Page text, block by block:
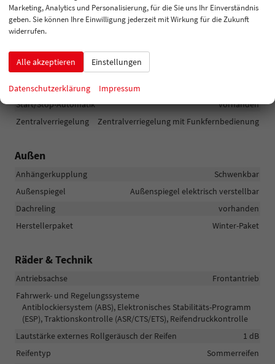
Innenspiegel automatisch abblendend
vorhanden
Lenkung
Lichtsensor, Nebelscheinwerfer, LED-Scheinwerfer, LED-
Tagfahrlicht, Voll-LED Scheinwerfer
Pannenhilfe
Start/Stop-Automatik
vorhanden
Zentralverriegelung
Zentralverriegelung mit Funkfernbedienung
Außen
Anhängerkupplung
Schwenkbar
Außenspiegel
Außenspiegel elektrisch verstellbar
Dachreling
vorhanden
Herstellerpaket
Winter-Paket
Räder & Technik
Antriebsachse
Frontantrieb
Fahrwerk- und Regelungssysteme
Antiblockiersystem (ABS), Elektronisches Stabilitäts-Programm
(ESP), Traktionskontrolle (ASR/CTS/ETS), Reifendruckkontrolle
Lautstärke externes Rollgeräusch der Reifen
1 dB
Reifentyp
Sommerreifen
Marketing, Analytics und Personalisierung, für die Sie uns Ihr Einverständnis
geben. Sie können Ihre Einwilligung jederzeit mit Wirkung für die Zukunft
widerrufen.
Alle akzeptieren Einstellungen
Datenschutzerklärung Impressum